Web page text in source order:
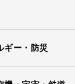
ギー・防災